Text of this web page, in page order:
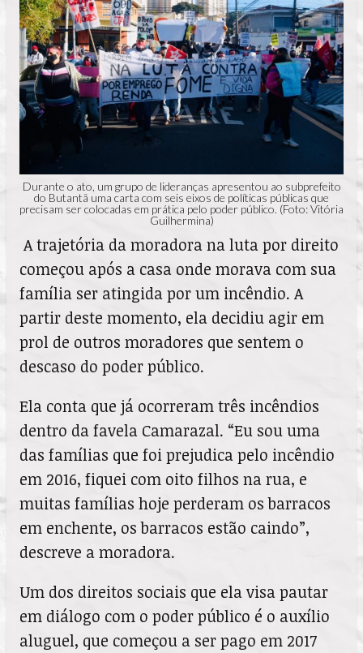
Durante o ato, um grupo de lideranças apresentou ao subprefeito
do Butantã uma carta com seis eixos de políticas públicas que
precisam ser colocadas em prática pelo poder público. (Foto: Vitória
Guilhermina)
A trajetória da moradora na luta por direito
começou após a casa onde morava com sua
família ser atingida por um incêndio. A
partir deste momento, ela decidiu agir em
prol de outros moradores que sentem o
descaso do poder público.
Ela conta que já ocorreram três incêndios
dentro da favela Camarazal. “Eu sou uma
das famílias que foi prejudica pelo incêndio
em 2016, fiquei com oito filhos na rua, e
muitas famílias hoje perderam os barracos
em enchente, os barracos estão caindo”,
descreve a moradora.
Um dos direitos sociais que ela visa pautar
em diálogo com o poder público é o auxílio
aluguel, que começou a ser pago em 2017